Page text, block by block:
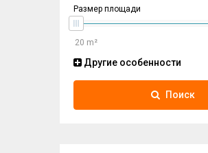
Размер площади
Другие особенности
Поиск